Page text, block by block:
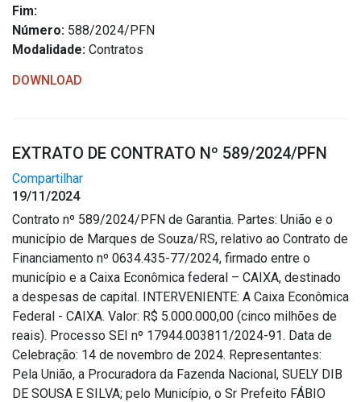
Fim:
Número: 588/2024/PFN
Modalidade: Contratos
DOWNLOAD
EXTRATO DE CONTRATO Nº 589/2024/PFN
Compartilhar
19/11/2024
Contrato nº 589/2024/PFN de Garantia. Partes: União e o
município de Marques de Souza/RS, relativo ao Contrato de
Financiamento nº 0634.435-77/2024, firmado entre o
município e a Caixa Econômica federal – CAIXA, destinado
a despesas de capital. INTERVENIENTE: A Caixa Econômica
Federal - CAIXA. Valor: R$ 5.000.000,00 (cinco milhões de
reais). Processo SEI nº 17944.003811/2024-91. Data de
Celebração: 14 de novembro de 2024. Representantes:
Pela União, a Procuradora da Fazenda Nacional, SUELY DIB
DE SOUSA E SILVA; pelo Município, o Sr Prefeito FÁBIO